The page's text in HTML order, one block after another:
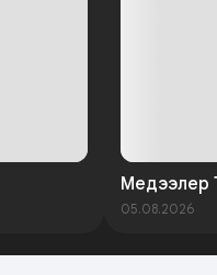
Медээлер
05.08.2026